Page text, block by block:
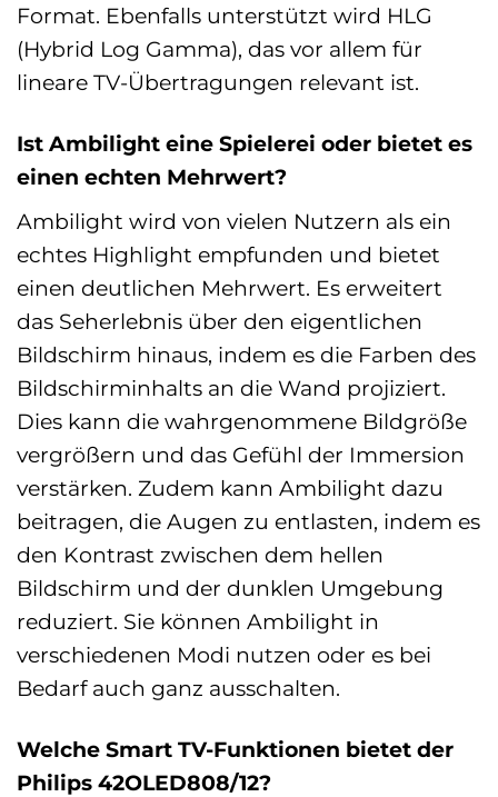
Format. Ebenfalls unterstützt wird HLG
(Hybrid Log Gamma), das vor allem für
lineare TV-Übertragungen relevant ist.
Ist Ambilight eine Spielerei oder bietet es
einen echten Mehrwert?
Ambilight wird von vielen Nutzern als ein
echtes Highlight empfunden und bietet
einen deutlichen Mehrwert. Es erweitert
das Seherlebnis über den eigentlichen
Bildschirm hinaus, indem es die Farben des
Bildschirminhalts an die Wand projiziert.
Dies kann die wahrgenommene Bildgröße
vergrößern und das Gefühl der Immersion
verstärken. Zudem kann Ambilight dazu
beitragen, die Augen zu entlasten, indem es
den Kontrast zwischen dem hellen
Bildschirm und der dunklen Umgebung
reduziert. Sie können Ambilight in
verschiedenen Modi nutzen oder es bei
Bedarf auch ganz ausschalten.
Welche Smart TV-Funktionen bietet der
Philips 42OLED808/12?